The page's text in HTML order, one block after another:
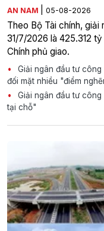
AN NAM 05-08-2026
Theo Bộ Tài chính,
31/7/2026 là 425.312
Chính phủ giao.
Giải ngân đầu tư
đối mặt nhiều "điểm
Giải ngân đầu tư
tại chỗ"